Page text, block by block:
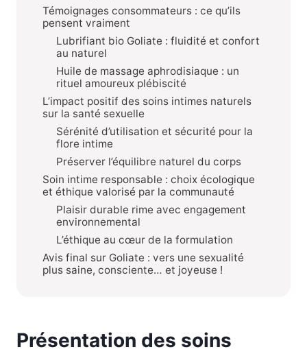
Témoignages consommateurs : ce qu’ils
pensent vraiment
Lubrifiant bio Goliate : fluidité et confort
au naturel
Huile de massage aphrodisiaque : un
rituel amoureux plébiscité
L’impact positif des soins intimes naturels
sur la santé sexuelle
Sérénité d’utilisation et sécurité pour la
flore intime
Préserver l’équilibre naturel du corps
Soin intime responsable : choix écologique
et éthique valorisé par la communauté
Plaisir durable rime avec engagement
environnemental
L’éthique au cœur de la formulation
Avis final sur Goliate : vers une sexualité
plus saine, consciente… et joyeuse !
Présentation des soins